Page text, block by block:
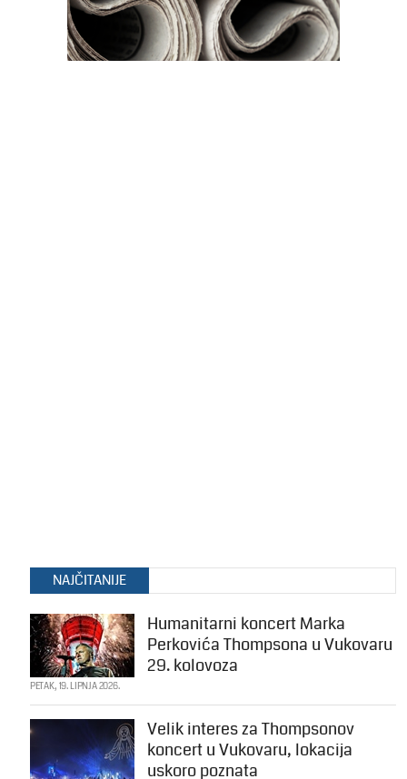
NAJČITANIJE
Humanitarni koncert Marka
Perkovića Thompsona u Vukovaru
29. kolovoza
PETAK, 19. LIPNJA 2026.
Velik interes za Thompsonov
koncert u Vukovaru, lokacija
uskoro poznata